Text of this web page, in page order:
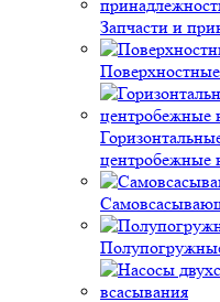
Запчасти и
центробежные